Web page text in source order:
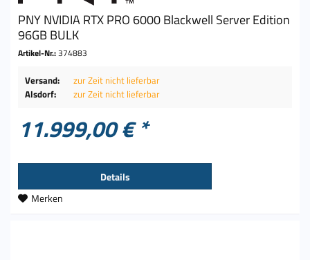
PNY NVIDIA RTX PRO 6000 Blackwell Server Edition
96GB BULK
Artikel-Nr.:374883
Versand:
zur Zeit nicht lieferbar
Alsdorf:
zur Zeit nicht lieferbar
11.999,00 € *
Details
Merken